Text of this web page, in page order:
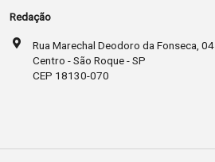
Redação
Rua Marechal Deodoro da Fonseca, 04
Centro - São Roque - SP
CEP 18130-070